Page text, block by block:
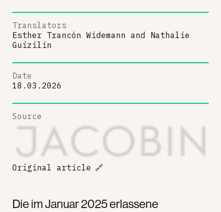
Die im Januar 2025 erlassene
Translators
Esther Trancón Widemann and Nathalie
Guizilin
Date
18.03.2026
Source
Original article 🔗